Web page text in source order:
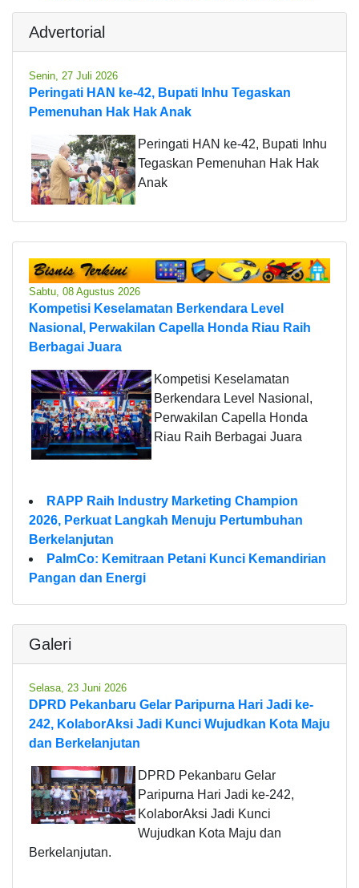
Advertorial
Senin, 27 Juli 2026
Peringati HAN ke-42, Bupati Inhu Tegaskan
Pemenuhan Hak Hak Anak
Peringati HAN ke-42, Bupati Inhu
Tegaskan Pemenuhan Hak Hak
Anak
Sabtu, 08 Agustus 2026
Kompetisi Keselamatan Berkendara Level
Nasional, Perwakilan Capella Honda Riau Raih
Berbagai Juara
Kompetisi Keselamatan
Berkendara Level Nasional,
Perwakilan Capella Honda
Riau Raih Berbagai Juara
RAPP Raih Industry Marketing Champion
2026, Perkuat Langkah Menuju Pertumbuhan
Berkelanjutan
PalmCo: Kemitraan Petani Kunci Kemandirian
Pangan dan Energi
Galeri
Selasa, 23 Juni 2026
DPRD Pekanbaru Gelar Paripurna Hari Jadi ke-
242, KolaborAksi Jadi Kunci Wujudkan Kota Maju
dan Berkelanjutan
DPRD Pekanbaru Gelar
Paripurna Hari Jadi ke-242,
KolaborAksi Jadi Kunci
Wujudkan Kota Maju dan
Berkelanjutan.